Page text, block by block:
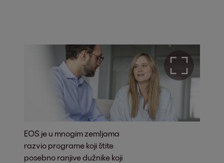
EOS je u mnogim zemljama
razvio programe koji štite
posebno ranjive dužnike koji